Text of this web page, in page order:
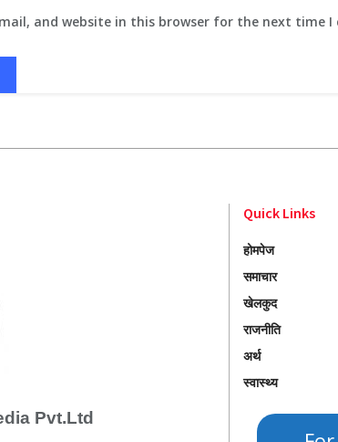
and website in this browser for the next time I
Pvt.Ltd
Quick Links
होमपेज
समाचार
खेलकुद
राजनीति
अर्थ
स्वास्थ्य